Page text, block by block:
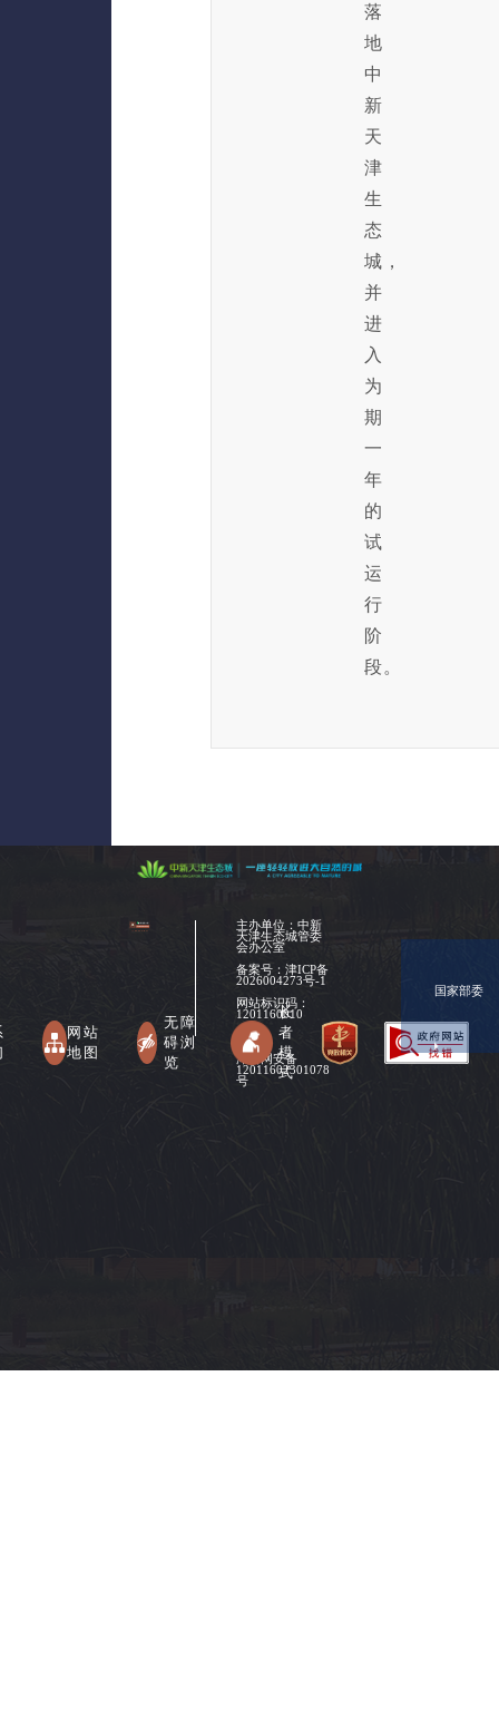
落
地
中
新
天
津
生
态
城，
并
进
入
为
期
一
年
的
试
运
行
阶
段。
主办单位：中新
天津生态城管委
会办公室
备案号： 津ICP备
2026004273号-1
网站标识码：
1201160010
津公网安备
12011602301078
号
网站
地图
无障
碍浏
览
长
者
模
式
国家部委